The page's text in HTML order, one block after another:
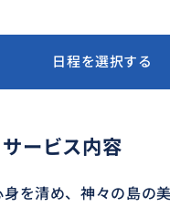
日程を選択する
ービス内容
を清め、神々の島の